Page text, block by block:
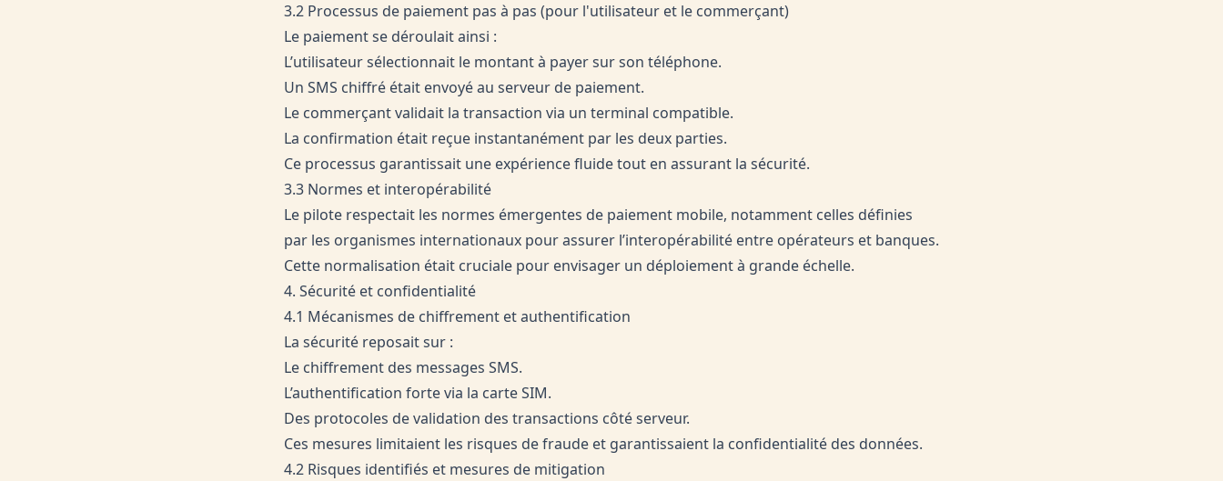
3.2 Processus de paiement pas à pas (pour l'utilisateur et le commerçant)
Le paiement se déroulait ainsi :
L’utilisateur sélectionnait le montant à payer sur son téléphone.
Un SMS chiffré était envoyé au serveur de paiement.
Le commerçant validait la transaction via un terminal compatible.
La confirmation était reçue instantanément par les deux parties.
Ce processus garantissait une expérience fluide tout en assurant la sécurité.
3.3 Normes et interopérabilité
Le pilote respectait les normes émergentes de paiement mobile, notamment celles définies
par les organismes internationaux pour assurer l’interopérabilité entre opérateurs et banques.
Cette normalisation était cruciale pour envisager un déploiement à grande échelle.
4. Sécurité et confidentialité
4.1 Mécanismes de chiffrement et authentification
La sécurité reposait sur :
Le chiffrement des messages SMS.
L’authentification forte via la carte SIM.
Des protocoles de validation des transactions côté serveur.
Ces mesures limitaient les risques de fraude et garantissaient la confidentialité des données.
4.2 Risques identifiés et mesures de mitigation